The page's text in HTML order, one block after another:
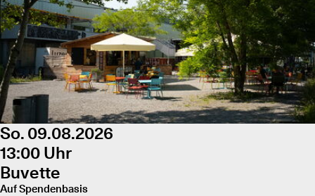
So. 09.08.2026
13:00 Uhr
Buvette
Auf Spendenbasis